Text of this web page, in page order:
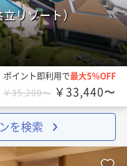
リゾート）
ポイント即利用で最大5％OFF
￥35,200〜 ￥33,440〜
を検索